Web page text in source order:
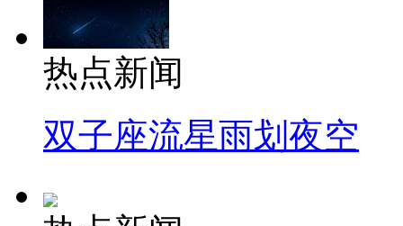
热点新闻
双子座流星雨划夜空